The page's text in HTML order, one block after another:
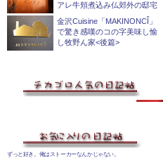
アレ牛頬煮込み仏郊外の邸宅
金沢Cuisine「MAKINONCÎ」
で驚き感嘆のコの字美味し愉
し牧野ん家<後篇>
ずっと好き。俺はストーカーなんかじゃない。